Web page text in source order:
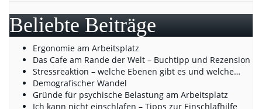
Beliebte Beiträge
Ergonomie am Arbeitsplatz
Das Cafe am Rande der Welt – Buchtipp und Rezension
Stressreaktion – welche Ebenen gibt es und welche…
Demografischer Wandel
Gründe für psychische Belastung am Arbeitsplatz
Ich kann nicht einschlafen – Tipps zur Einschlafhilfe